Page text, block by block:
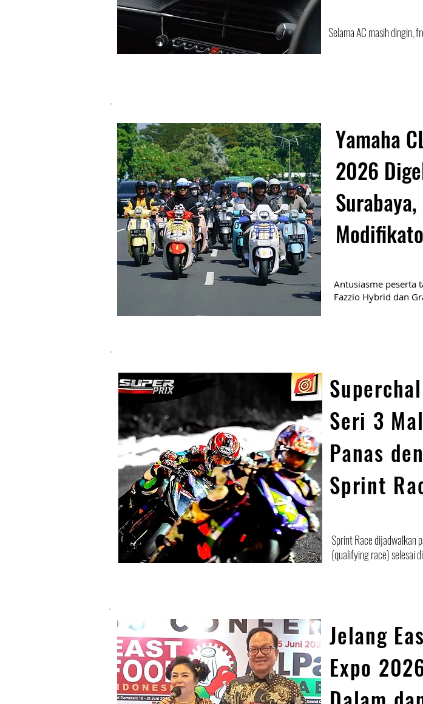
Selama AC masih dingin,
Yamaha
2026
Antusiasme peserta
Fazzio Hybrid dan
Seri 3
Panas
Sprint
Sprint Race dijadwalkan
(qualifying race) selesai
Jelang
Expo